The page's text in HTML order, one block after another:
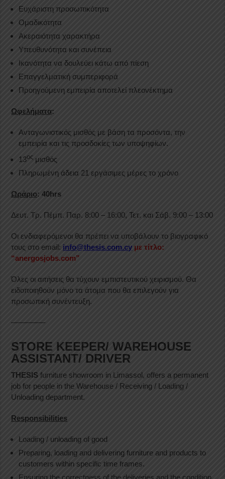
Ευχάριστη προσωπικότητα
Ομαδικότητα
Ακεραιότητα χαρακτήρα
Υπευθυνότητα και συνέπεια
Ικανότητα να δουλεύει κάτω από πίεση
Επαγγελματική συμπεριφορά
Προηγούμενη εμπειρία αποτελεί πλεονέκτημα
Ωφελήματα:
Ανταγωνιστικός μισθός με βάση τα προσόντα, την
εμπειρία και τις προσδοκίες των υποψηφίων.
13ος μισθός
Πληρωμένη άδεια 21 εργάσιμες μέρες το χρόνο
Ωράριο: 40hrs
Δευτ. Τρ. Πέμπ. Παρ. 8:00 – 16:00, Τετ. και Σάβ. 9:00 – 13:00
Οι ενδιαφερόμενοι θα πρέπει να υποβάλουν το βιογραφικό
τους στο email: info@thesis.com.cy με τίτλο:
“anergosjobs.com”
Όλες οι αιτήσεις θα τύχουν εμπιστευτικού χειρισμού. Θα
ειδοποιηθούν μόνο τα άτομα που θα επιλεγούν για
προσωπική συνέντευξη.
————–
STORE KEEPER/ WAREHOUSE
ASSISTANT/ DRIVER
THESIS furniture showroom in Limassol, offers a permanent
job for people in the Warehouse / Receiving / Loading /
Unloading department.
Responsibilities
Loading / unloading of good
Preparing, loading and delivering furniture and products to
customers within specific time frames.
Ensuring the correctness of the deliveries and the condition